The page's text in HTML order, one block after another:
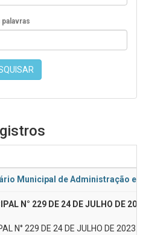
Municipal de Administração e
N° 229 DE 24 DE JULHO DE
N° 229 DE 24 DE JULHO DE